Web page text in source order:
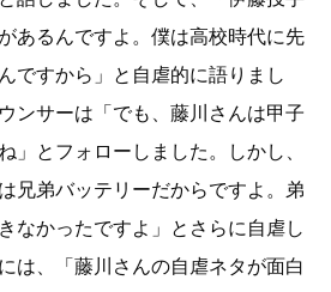
あるんですよ。僕は高校時代に先
ですから」と自虐的に語りまし
ンサーは「でも、藤川さんは甲子
」とフォローしました。しかし、
兄弟バッテリーだからですよ。弟
なかったですよ」とさらに自虐し
は、「藤川さんの自虐ネタが面白